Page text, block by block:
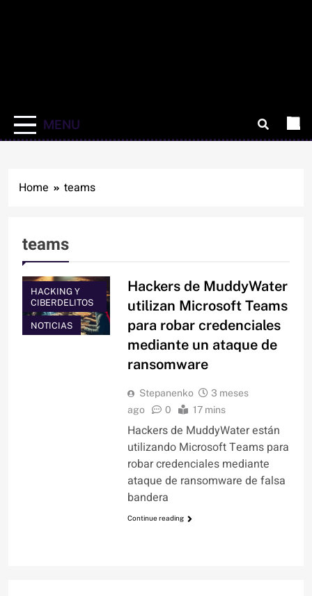
MENU
Home teams
teams
HACKING Y
CIBERDELITOS
NOTICIAS
Hackers de MuddyWater
utilizan Microsoft Teams
para robar credenciales
mediante un ataque de
ransomware
Stepanenko
3 meses
ago
0 17 mins
Hackers de MuddyWater están
utilizando Microsoft Teams para
robar credenciales mediante
ataque de ransomware de falsa
bandera
Continue reading